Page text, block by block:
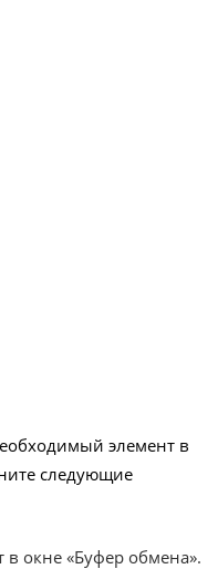
элемент в
следующие
окне «Буфер обмена».